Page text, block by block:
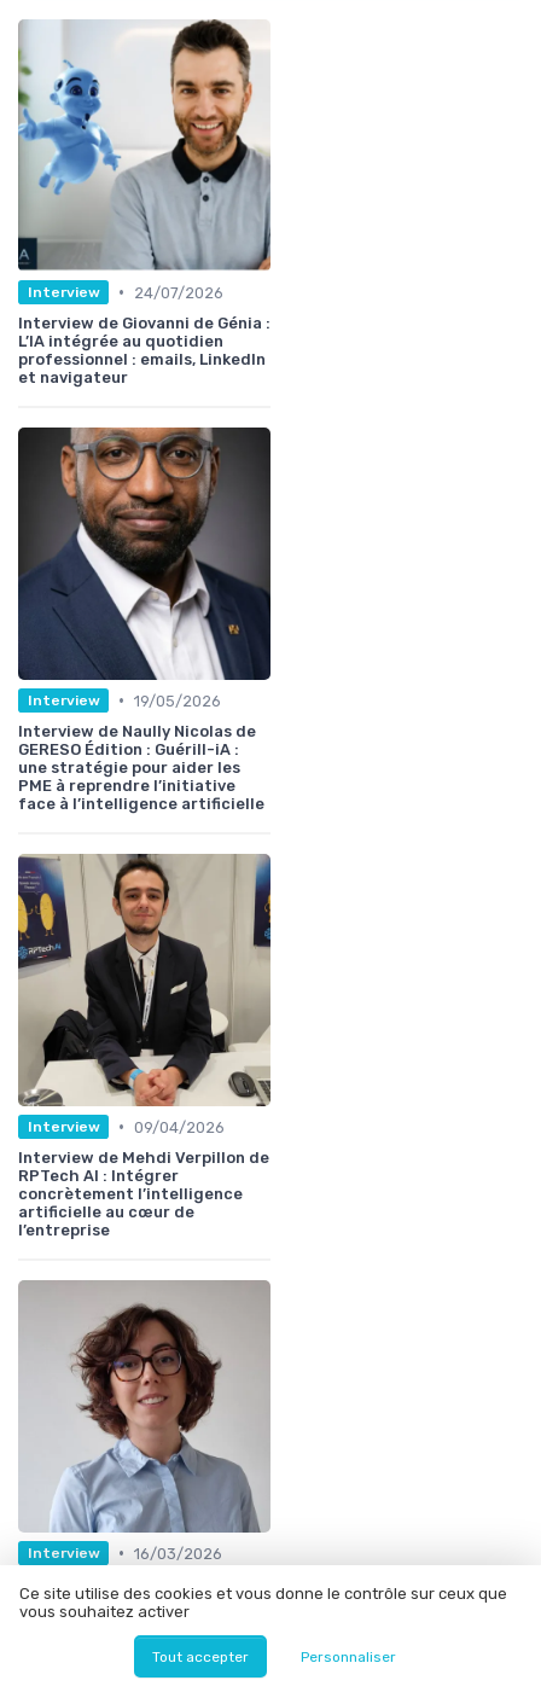
Interview •
24/07/2026
Interview de Giovanni de Génia :
L’IA intégrée au quotidien
professionnel : emails, LinkedIn
et navigateur
Interview • 19/05/2026
Interview de Naully Nicolas de
GERESO Édition : Guérill-iA :
une stratégie pour aider les
PME à reprendre l’initiative
face à l’intelligence artificielle
Interview • 09/04/2026
Interview de Mehdi Verpillon de
RPTech AI : Intégrer
concrètement l’intelligence
artificielle au cœur de
l’entreprise
Interview • 16/03/2026
chercheuse à l'IRT Saint
Exupery : Rendre les LLMs
explicables : retour
d’expérience sur le projet Open
Source Interpreto
Ce site utilise des cookies et vous donne le contrôle sur ceux que
vous souhaitez activer
Tout accepter Personnaliser